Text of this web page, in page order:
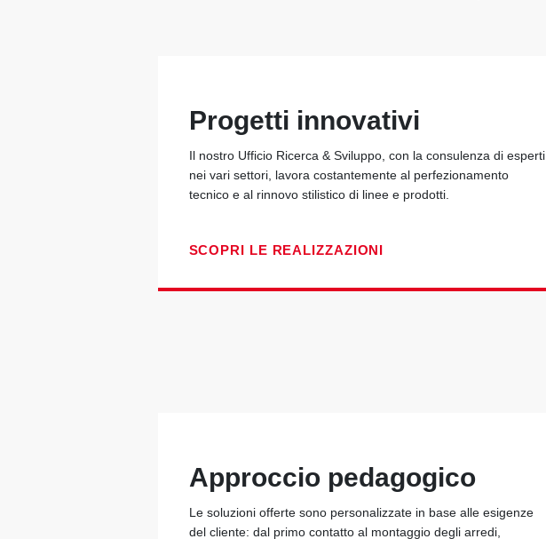
Progetti innovativi
Il nostro Ufficio Ricerca & Sviluppo, con la consulenza di esperti
nei vari settori, lavora costantemente al perfezionamento
tecnico e al rinnovo stilistico di linee e prodotti.
SCOPRI LE REALIZZAZIONI
Approccio pedagogico
Le soluzioni offerte sono personalizzate in base alle esigenze
del cliente: dal primo contatto al montaggio degli arredi,